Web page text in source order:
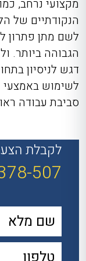
מקצועי נרחב,
הנקודתיים של
לשם מתן פתרון
הגבוהה ביותר.
דגש לניסיון
לשימוש באמצעי
סביבת עבודה
לקבלת
507